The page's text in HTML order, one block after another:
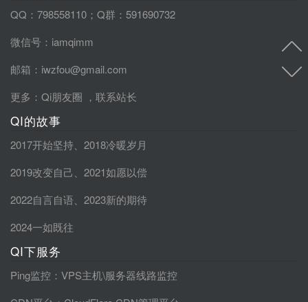
QQ：798558110；Q群：591690732
微信号：iamqimm
邮箱：iwzfou@gmail.com
更多： Qi朋友圈 ， 联系站长
QI的故事
2017开始坚持
2018冷暖岁月
2019改变自己
2021如愿以偿
2022自言自语
2023新的期待
2024一如既往
QI下服务
Ping监控 ：VPS主机\服务器线路监控